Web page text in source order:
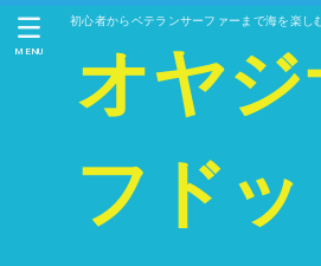
初心者からベテランサーファーまで海を楽し
オヤ
フドッ
MENU